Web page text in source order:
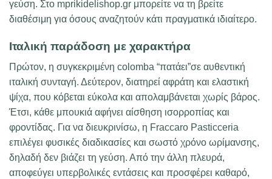
γεύση. Στο mprikidelishop.gr μπορείτε να τη βρείτε
διαθέσιμη για όσους αναζητούν κάτι πραγματικά ιδιαίτερο.
Ιταλική παράδοση με χαρακτήρα
Πρώτον, η συγκεκριμένη colomba “πατάει”σε αυθεντική
ιταλική συνταγή. Δεύτερον, διατηρεί αφράτη και ελαστική
ψίχα, που κόβεται εύκολα και απολαμβάνεται χωρίς βάρος.
Έτσι, κάθε μπουκιά αφήνει αίσθηση ισορροπίας και
φροντίδας. Για να διευκρινίσω, η Fraccaro Pasticceria
επιλέγει φυσικές διαδικασίες και σωστό χρόνο ωρίμανσης,
δηλαδή δεν βιάζει τη γεύση. Από την άλλη πλευρά,
αποφεύγει υπερβολικές εντάσεις και προσφέρει καθαρό,